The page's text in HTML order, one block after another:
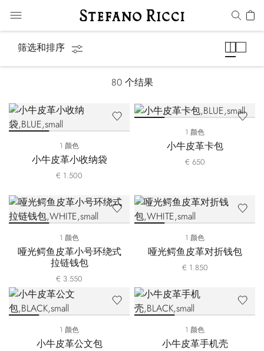
筛选和排序
80 个结果
1 颜色
小牛皮革小收纳袋
€ 1.500
1 颜色
小牛皮革卡包
€ 650
1 颜色
哑光鳄鱼皮革小号环绕式
拉链钱包
€ 3.550
1 颜色
哑光鳄鱼皮革对折钱包
€ 1.850
1 颜色
小牛皮革公文包
1 颜色
小牛皮革手机壳